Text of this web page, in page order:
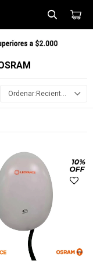
Recientes